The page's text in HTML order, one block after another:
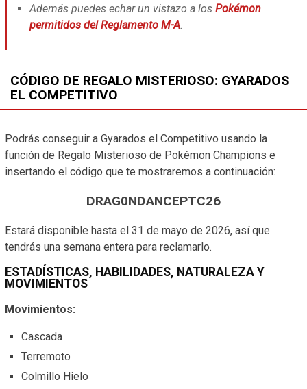
Además puedes echar un vistazo a los Pokémon
permitidos del Reglamento M-A.
CÓDIGO DE REGALO MISTERIOSO: GYARADOS
EL COMPETITIVO
Podrás conseguir a Gyarados el Competitivo usando la
función de Regalo Misterioso de Pokémon Champions e
insertando el código que te mostraremos a continuación:
DRAG0NDANCEPTC26
Estará disponible hasta el 31 de mayo de 2026, así que
tendrás una semana entera para reclamarlo.
ESTADÍSTICAS, HABILIDADES, NATURALEZA Y
MOVIMIENTOS
Movimientos:
Cascada
Terremoto
Colmillo Hielo